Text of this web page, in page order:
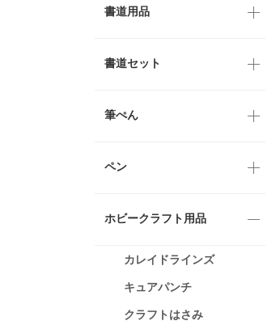
書道用品
書道セット
筆ぺん
ペン
ホビークラフト用品
カレイドラインズ
キュアパンチ
クラフトはさみ